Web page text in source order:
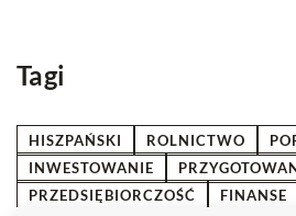
Tagi
HISZPAŃSKI ROLNICTWO
INWESTOWANIE
PRZEDSIĘBIORCZOŚĆ
FINANSE